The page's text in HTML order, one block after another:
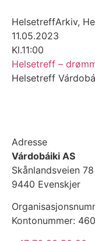
HelsetreffArkiv,
11.05.2023
Kl.11:00
Helsetreff –
Helsetreff
Adresse
Várdobáiki AS
Skånlandsveien 78
9440 Evenskjer
Kontonummer: